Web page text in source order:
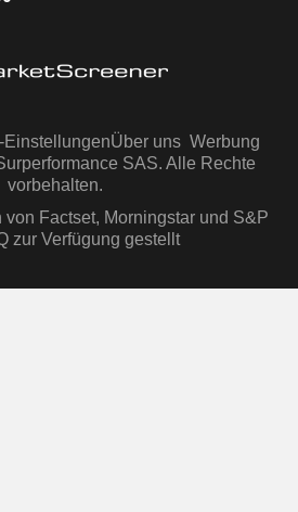
EinstellungenÜber uns Werbung
SAS. Alle Rechte
vorbehalten.
von Factset, Morningstar und S&P
zur Verfügung gestellt